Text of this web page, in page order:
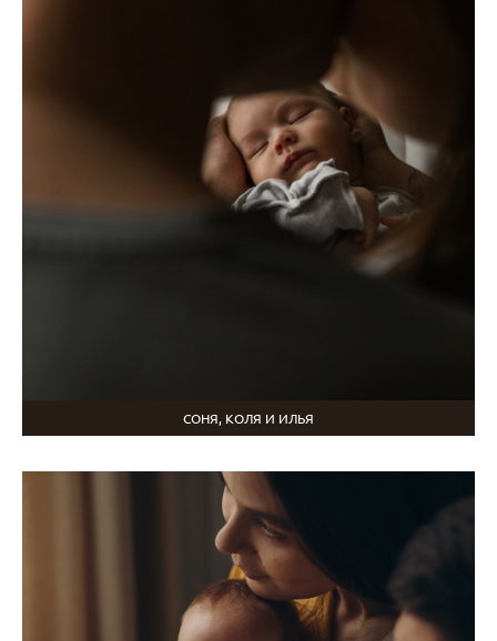
СОНЯ, КОЛЯ И ИЛЬЯ